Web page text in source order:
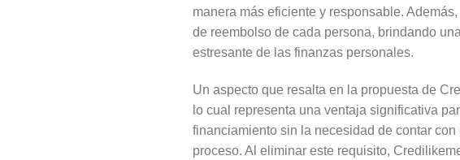
manera más eficiente y responsable.
de reembolso de cada persona, brindando
estresante de las finanzas personales.
Un aspecto que resalta en la propuesta de
lo cual representa una ventaja significativa
financiamiento sin la necesidad de contar
proceso. Al eliminar este requisito,